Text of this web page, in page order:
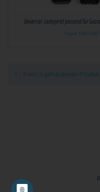
Universal-Ladegerät passend für
Input: 100-240
1 - 3 von 3 gefundenen